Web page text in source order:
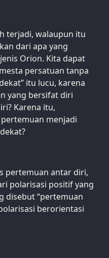
terjadi, walaupun itu
dari apa yang
Orion. Kita dapat
persatuan tanpa
itu lucu, karena
yang bersifat diri
Karena itu,
menjadi
pertemuan antar diri,
polarisasi positif yang
disebut “pertemuan
berorientasi